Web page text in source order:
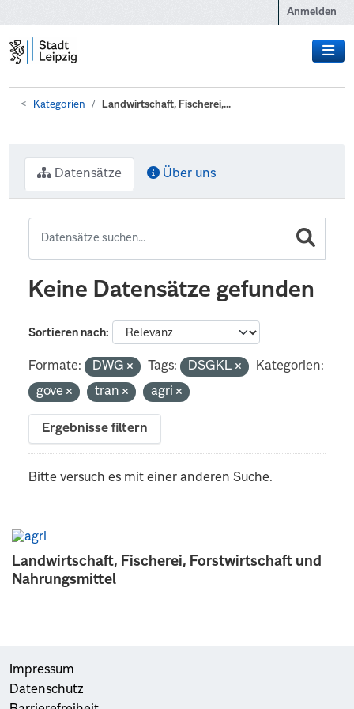
Anmelden
Kategorien Landwirtschaft, Fischerei,...
Landwirtschaft, Fischerei, Forstwirtschaft und
Nahrungsmittel
Datensätze Über uns
Keine Datensätze gefunden
Sortieren nach
Formate: DWG Tags: DSGKL
Kategorien:
gove
tran agri
Ergebnisse filtern
Bitte versuch es mit einer anderen Suche.
Impressum
Datenschutz